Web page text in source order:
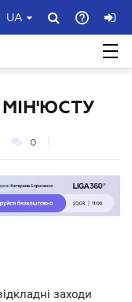
UA
0
заходи